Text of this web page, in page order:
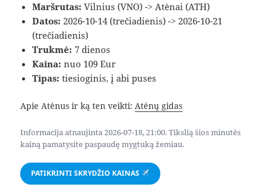
Maršrutas: Vilnius (VNO) -> Atėnai (ATH)
Datos: 2026-10-14 (trečiadienis) -> 2026-10-21
(trečiadienis)
Trukmė: 7 dienos
Kaina: nuo 109 Eur
Tipas: tiesioginis, į abi puses
Apie Atėnus ir ką ten veikti:Atėnų gidas
Informacija atnaujinta 2026-07-18, 21:00. Tikslią šios minutės
kainą pamatysite paspaudę mygtuką žemiau.
PATIKRINTI SKRYDŽIO KAINAS